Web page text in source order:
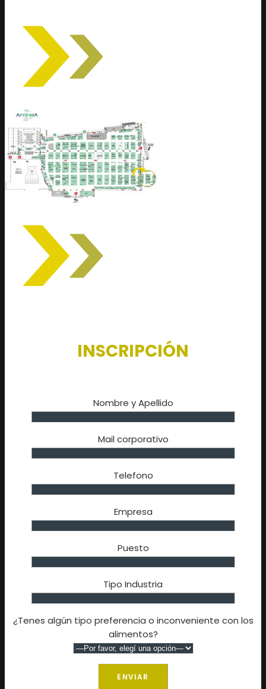
INSCRIPCIÓN
Nombre y Apellido
Mail corporativo
Telefono
Empresa
Puesto
Tipo Industria
¿Tenes algún tipo preferencia o inconveniente con los
alimentos?